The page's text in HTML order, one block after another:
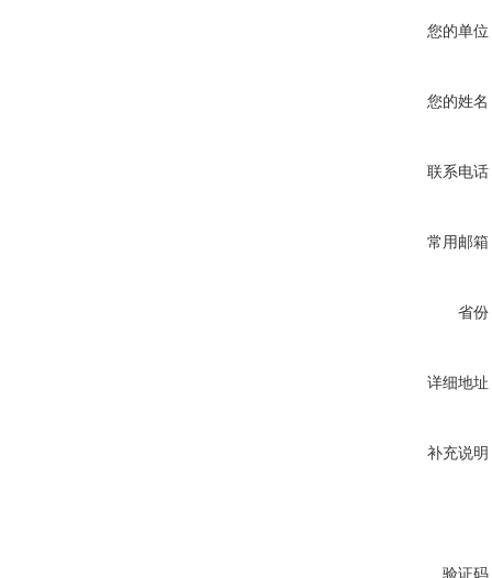
您的单位
您的姓名
联系电话
常用邮箱
省份
详细地址
补充说明
验证码